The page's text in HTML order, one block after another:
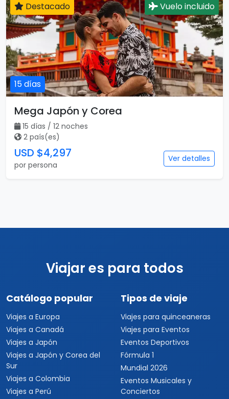
15 días
Destacado Vuelo incluido
Mega Japón y Corea
15 días / 12 noches
2 país(es)
USD $4,297
por persona
Ver detalles
Viajar es para todos
Catálogo popular
Viajes a Europa
Viajes a Canadá
Viajes a Japón
Viajes a Japón y Corea del
Sur
Viajes a Colombia
Viajes a Perú
Tipos de viaje
Viajes para quinceaneras
Viajes para Eventos
Eventos Deportivos
Fórmula 1
Mundial 2026
Eventos Musicales y
Conciertos